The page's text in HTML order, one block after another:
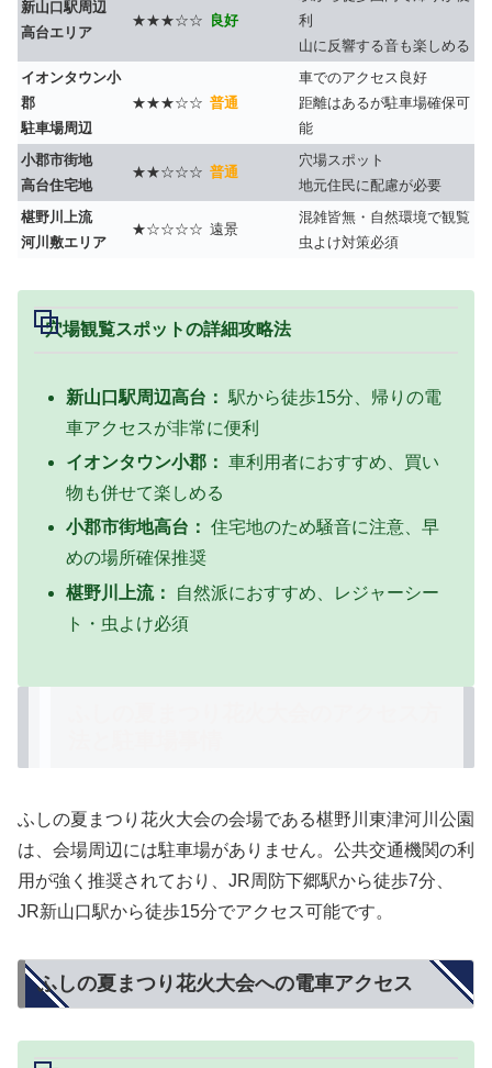
新山口駅周辺
高台エリア
★★★☆☆ 良好
利
山に反響する音も楽しめる
イオンタウン小
郡
駐車場周辺
★★★☆☆ 普通
車でのアクセス良好
距離はあるが駐車場確保可
能
小郡市街地
高台住宅地
★★☆☆☆ 普通
穴場スポット
地元住民に配慮が必要
椹野川上流
河川敷エリア
★☆☆☆☆ 遠景
混雑皆無・自然環境で観覧
虫よけ対策必須
穴場観覧スポットの詳細攻略法
新山口駅周辺高台： 駅から徒歩15分、帰りの電
車アクセスが非常に便利
イオンタウン小郡： 車利用者におすすめ、買い
物も併せて楽しめる
小郡市街地高台： 住宅地のため騒音に注意、早
めの場所確保推奨
椹野川上流：
自然派におすすめ、レジャーシー
ト・虫よけ必須
ふしの夏まつり花火大会の会場である椹野川東津河川公園
は、 会場周辺には駐車場がありません。公共交通機関の利
用が強く推奨されており、JR周防下郷駅から徒歩7分、
JR新山口駅から徒歩15分でアクセス可能です。
ふしの夏まつり花火大会への電車アクセス